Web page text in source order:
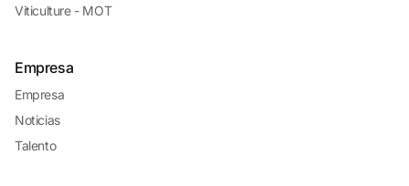
Viticulture - MOT
Empresa
Empresa
Noticias
Talento